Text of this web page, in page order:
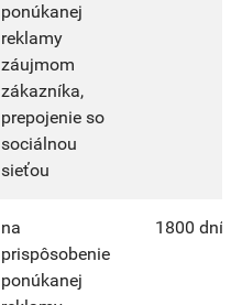
ponúkanej
reklamy
záujmom
zákazníka,
prepojenie so
sociálnou
sieťou
na
prispôsobenie
ponúkanej
1800 dní